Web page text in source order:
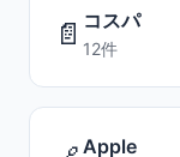
📄 コスパ
12件
Apple